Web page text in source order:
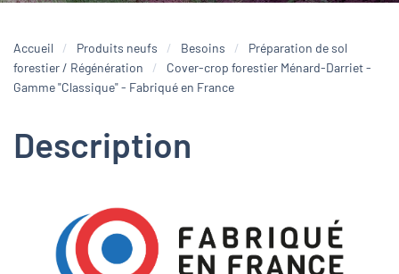
Accueil Produits neufs Besoins
Préparation de sol
forestier / Régénération
Cover-crop forestier Ménard-Darriet -
Gamme "Classique" - Fabriqué en France
Description